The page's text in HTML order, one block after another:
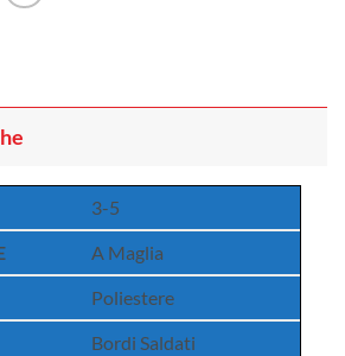
3-5
A Maglia
Poliestere
Bordi Saldati